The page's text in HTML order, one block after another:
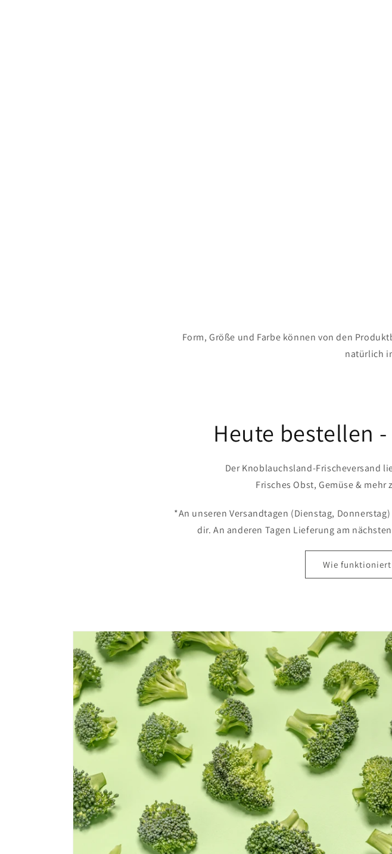
Form, Größe und Farbe können von den
natürlich
Heute bestellen
Der Knoblauchsland-Frischeversand
Frisches Obst, Gemüse &
*An unseren Versandtagen (Dienstag,
dir. An anderen Tagen Lieferung am
Wie funktioniert